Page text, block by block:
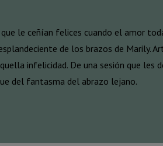
le ceñían felices cuando el amor
de los brazos de Marily.
infelicidad. De una sesión que les
del fantasma del abrazo lejano.